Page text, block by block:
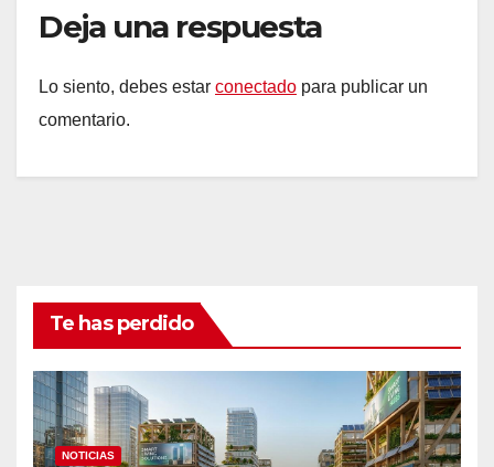
Deja una respuesta
Lo siento, debes estar conectado para publicar un
comentario.
Te has perdido
NOTICIAS